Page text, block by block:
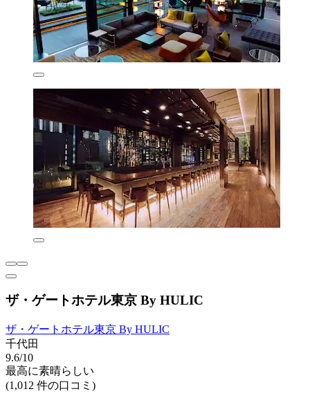
ザ・ゲートホテル東京 By HULIC
ザ・ゲートホテル東京 By HULIC
千代田
9.6/10
最高に素晴らしい
(1,012 件の口コミ)